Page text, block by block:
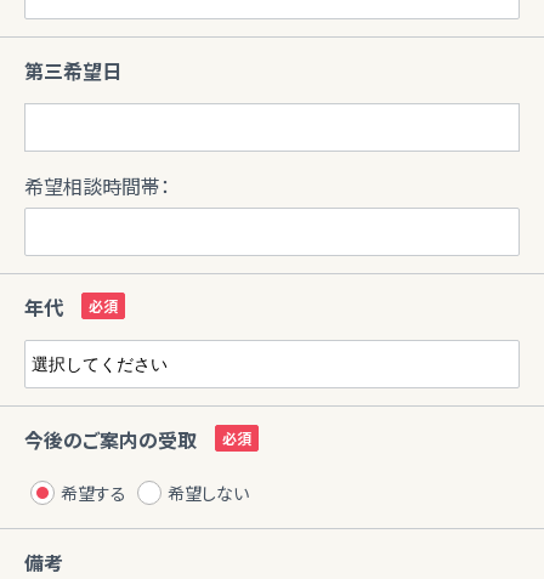
第三希望日
希望相談時間帯：
年代
今後のご案内の受取
希望する 希望しない
備考